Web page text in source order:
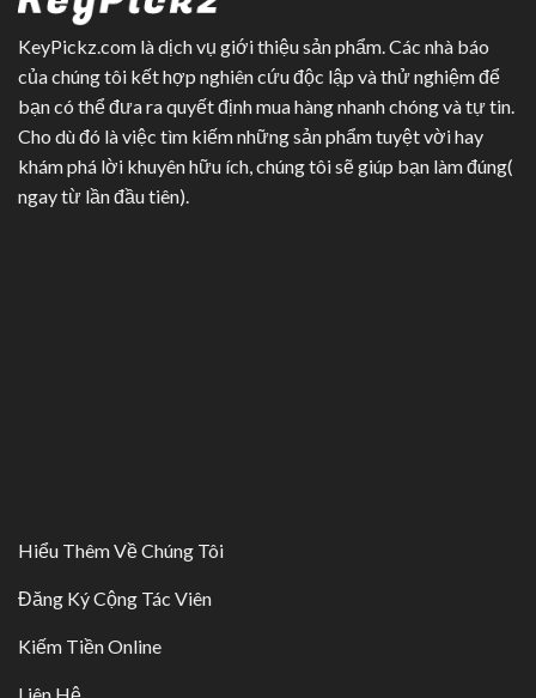
KeyPickz.com là dịch vụ giới thiệu sản phẩm. Các nhà báo
của chúng tôi kết hợp nghiên cứu độc lập và thử nghiệm để
bạn có thể đưa ra quyết định mua hàng nhanh chóng và tự tin.
Cho dù đó là việc tìm kiếm những sản phẩm tuyệt vời hay
khám phá lời khuyên hữu ích, chúng tôi sẽ giúp bạn làm đúng(
ngay từ lần đầu tiên).
Hiểu Thêm Về Chúng Tôi
Đăng Ký Cộng Tác Viên
Kiếm Tiền Online